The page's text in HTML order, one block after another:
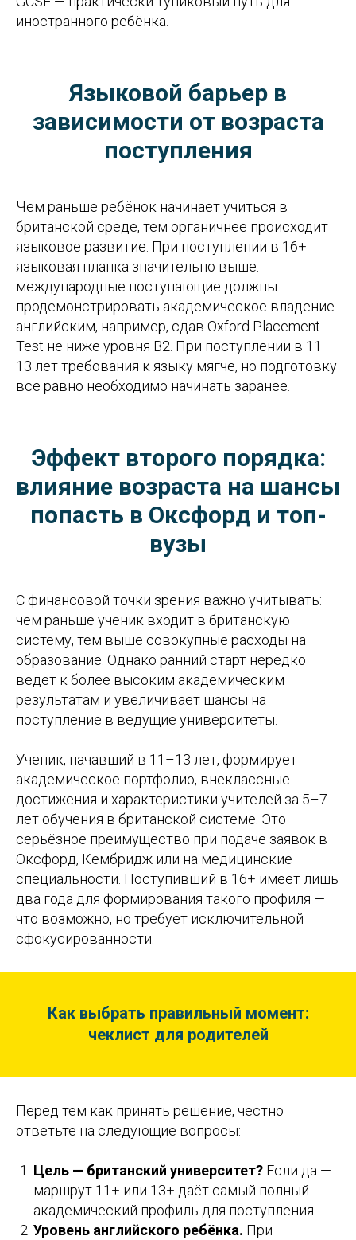
иностранного ребёнка.
Языковой барьер в
зависимости от возраста
поступления
Чем раньше ребёнок начинает учиться в
британской среде, тем органичнее происходит
языковое развитие. При поступлении в 16+
языковая планка значительно выше:
международные поступающие должны
продемонстрировать академическое владение
английским, например, сдав Oxford Placement
Test не ниже уровня B2. При поступлении в 11–
13 лет требования к языку мягче, но подготовку
всё равно необходимо начинать заранее.
Эффект второго порядка:
влияние возраста на шансы
попасть в Оксфорд и топ-
вузы
С финансовой точки зрения важно учитывать:
чем раньше ученик входит в британскую
систему, тем выше совокупные расходы на
образование. Однако ранний старт нередко
ведёт к более высоким академическим
результатам и увеличивает шансы на
поступление в ведущие университеты.
Ученик, начавший в 11–13 лет, формирует
академическое портфолио, внеклассные
достижения и характеристики учителей за 5–7
лет обучения в британской системе. Это
серьёзное преимущество при подаче заявок в
Оксфорд, Кембридж или на медицинские
специальности. Поступивший в 16+ имеет лишь
два года для формирования такого профиля —
что возможно, но требует исключительной
сфокусированности.
Как выбрать правильный момент:
чеклист для родителей
Перед тем как принять решение, честно
ответьте на следующие вопросы:
Цель — британский университет? Если да —
маршрут 11+ или 13+ даёт самый полный
академический профиль для поступления.
Уровень английского ребёнка. При